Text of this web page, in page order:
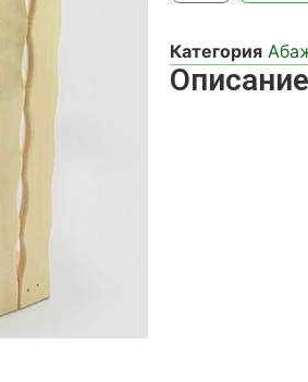
Категория
Описание